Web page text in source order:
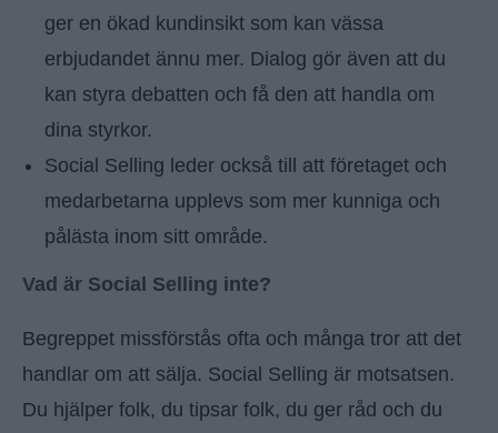
ger en ökad kundinsikt som kan vässa
erbjudandet ännu mer. Dialog gör även att du
kan styra debatten och få den att handla om
dina styrkor.
Social Selling leder också till att företaget och
medarbetarna upplevs som mer kunniga och
pålästa inom sitt område.
Vad är Social Selling inte?
Begreppet missförstås ofta och många tror att det
handlar om att sälja. Social Selling är motsatsen.
Du hjälper folk, du tipsar folk, du ger råd och du